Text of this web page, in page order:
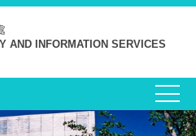
AND INFORMATION SERVICES